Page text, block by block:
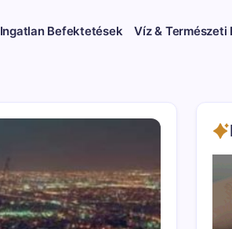
Ingatlan Befektetések Víz & Természeti